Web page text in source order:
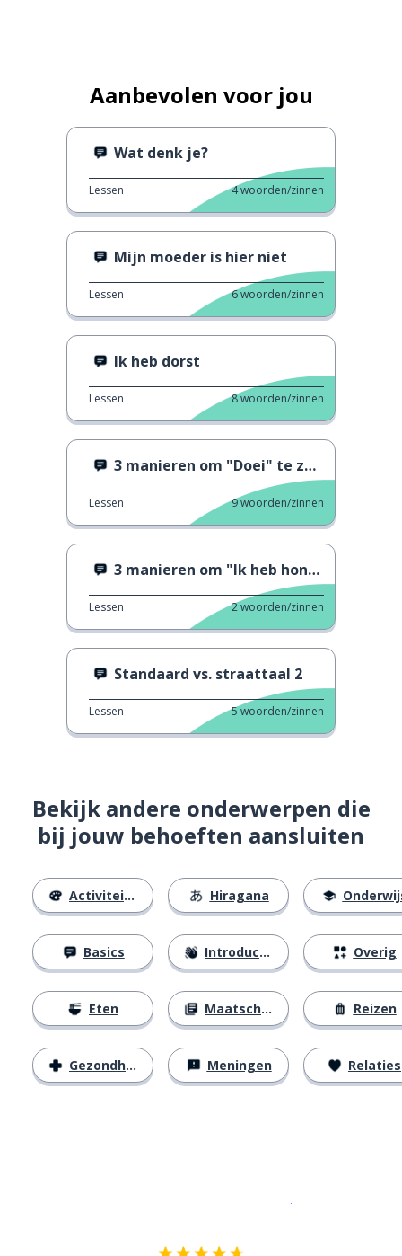
Aanbevolen voor jou
Wat denk je?
Lessen 4woorden/zinnen
Mijn moeder is hier niet
Lessen 6woorden/zinnen
Ik heb dorst
Lessen 8woorden/zinnen
3 manieren om "Doei" te zeggen
Lessen 9woorden/zinnen
3 manieren om "Ik heb honger" te zeggen
Lessen 2woorden/zinnen
Standaard vs. straattaal 2
Lessen 5woorden/zinnen
Bekijk andere onderwerpen die
bij jouw behoeften aansluiten
Activiteiten
Basics
Eten
Gezondheid
Hiragana
Introducties
Maatschappij
Meningen
Overig
Reizen
Relaties